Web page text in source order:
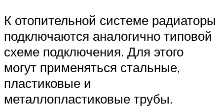
К отопительной системе радиаторы
подключаются аналогично типовой
схеме подключения. Для этого
могут применяться стальные,
пластиковые и
металлопластиковые трубы.